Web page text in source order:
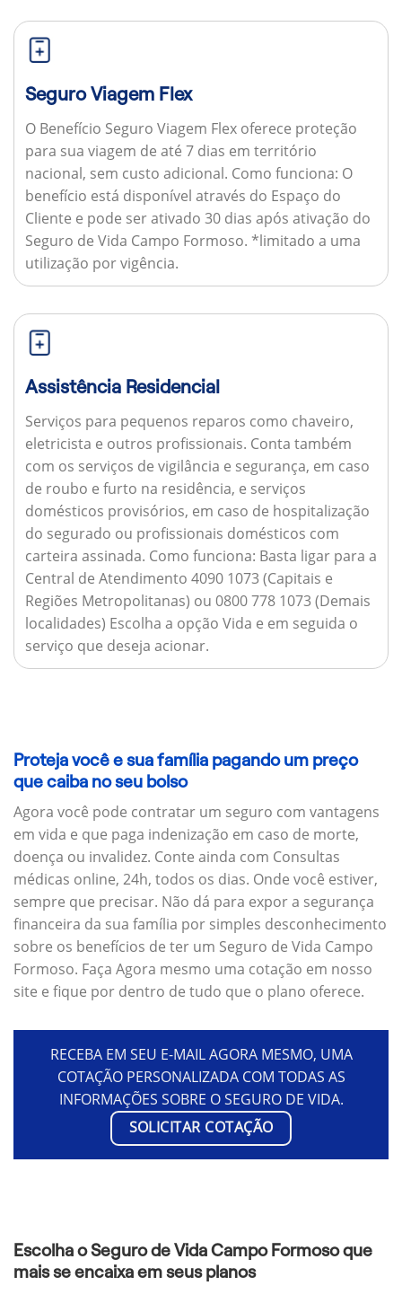
Seguro Viagem Flex
O Benefício Seguro Viagem Flex oferece proteção
para sua viagem de até 7 dias em território
nacional, sem custo adicional. Como funciona: O
benefício está disponível através do Espaço do
Cliente e pode ser ativado 30 dias após ativação do
Seguro de Vida Campo Formoso. *limitado a uma
utilização por vigência.
Assistência Residencial
Serviços para pequenos reparos como chaveiro,
eletricista e outros profissionais. Conta também
com os serviços de vigilância e segurança, em caso
de roubo e furto na residência, e serviços
domésticos provisórios, em caso de hospitalização
do segurado ou profissionais domésticos com
carteira assinada. Como funciona: Basta ligar para a
Central de Atendimento 4090 1073 (Capitais e
Regiões Metropolitanas) ou 0800 778 1073 (Demais
localidades) Escolha a opção Vida e em seguida o
serviço que deseja acionar.
Proteja você e sua família pagando um preço
que caiba no seu bolso
Agora você pode contratar um seguro com vantagens
em vida e que paga indenização em caso de morte,
doença ou invalidez. Conte ainda com Consultas
médicas online, 24h, todos os dias. Onde você estiver,
sempre que precisar. Não dá para expor a segurança
financeira da sua família por simples desconhecimento
sobre os benefícios de ter um Seguro de Vida Campo
Formoso. Faça Agora mesmo uma cotação em nosso
site e fique por dentro de tudo que o plano oferece.
RECEBA EM SEU E-MAIL AGORA MESMO, UMA
COTAÇÃO PERSONALIZADA COM TODAS AS
INFORMAÇÕES SOBRE O SEGURO DE VIDA.
SOLICITAR COTAÇÃO
Escolha o Seguro de Vida Campo Formoso que
mais se encaixa em seus planos